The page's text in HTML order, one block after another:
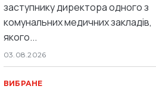
заступнику директора одного з
комунальних медичних закладів,
якого...
03.08.2026
ВИБРАНЕ